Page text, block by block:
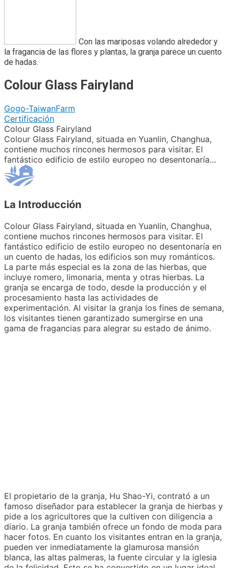
Con las mariposas volando alrededor y
la fragancia de las flores y plantas, la granja parece un cuento
de hadas.
Colour Glass Fairyland
Gogo-TaiwanFarm
Certificación
Colour Glass Fairyland
Colour Glass Fairyland, situada en Yuanlin, Changhua,
contiene muchos rincones hermosos para visitar. El
fantástico edificio de estilo europeo no desentonaría…
La Introducción
Colour Glass Fairyland, situada en Yuanlin, Changhua,
contiene muchos rincones hermosos para visitar. El
fantástico edificio de estilo europeo no desentonaría en
un cuento de hadas, los edificios son muy románticos.
La parte más especial es la zona de las hierbas, que
incluye romero, limonaria, menta y otras hierbas. La
granja se encarga de todo, desde la producción y el
procesamiento hasta las actividades de
experimentación. Al visitar la granja los fines de semana,
los visitantes tienen garantizado sumergirse en una
gama de fragancias para alegrar su estado de ánimo.
El propietario de la granja, Hu Shao-Yi, contrató a un
famoso diseñador para establecer la granja de hierbas y
pide a los agricultores que la cultiven con diligencia a
diario. La granja también ofrece un fondo de moda para
hacer fotos. En cuanto los visitantes entran en la granja,
pueden ver inmediatamente la glamurosa mansión
blanca, las altas palmeras, la fuente circular y la iglesia